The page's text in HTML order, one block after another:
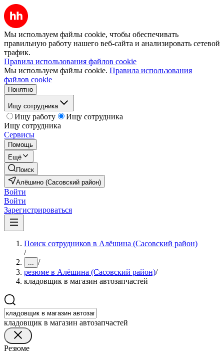
Мы используем файлы cookie, чтобы обеспечивать
правильную работу нашего веб-сайта и анализировать сетевой
трафик.
Правила использования файлов cookie
Мы используем файлы cookie. Правила использования
файлов cookie
Понятно
Ищу сотрудника
Ищу работу
Ищу сотрудника
Ищу сотрудника
Сервисы
Помощь
Ещё
Поиск
Алёшино (Сасовский район)
Войти
Войти
Зарегистрироваться
Поиск сотрудников в Алёшина (Сасовский район)
/
... /
резюме в Алёшина (Сасовский район)/
кладовщик в магазин автозапчастей
кладовщик в магазин автозапчастей
Резюме